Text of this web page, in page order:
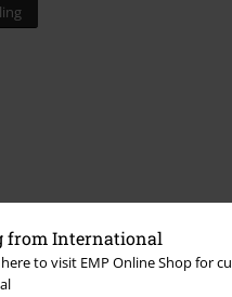
from International
here to visit EMP Online Shop for